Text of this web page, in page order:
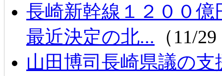
長崎新幹線１２００
最近決定の北... （11/
山田博司長崎県議の